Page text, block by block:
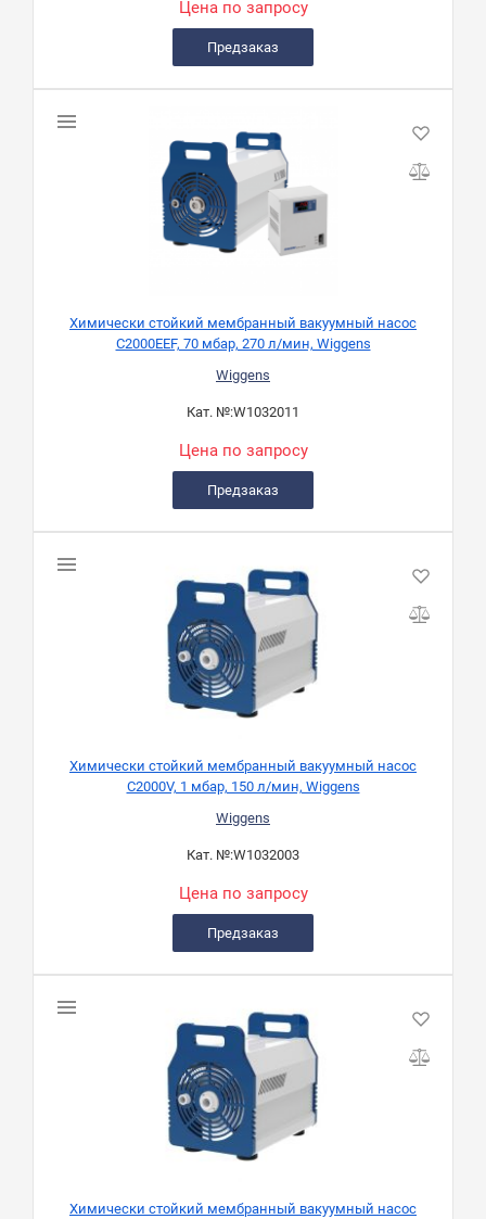
Цена по запросу
Предзаказ
Химически стойкий мембранный вакуумный насос
C2000EEF, 70 мбар, 270 л/мин, Wiggens
Wiggens
Кат. №:W1032011
Цена по запросу
Предзаказ
Химически стойкий мембранный вакуумный насос
C2000V, 1 мбар, 150 л/мин, Wiggens
Wiggens
Кат. №:W1032003
Цена по запросу
Предзаказ
Химически стойкий мембранный вакуумный насос